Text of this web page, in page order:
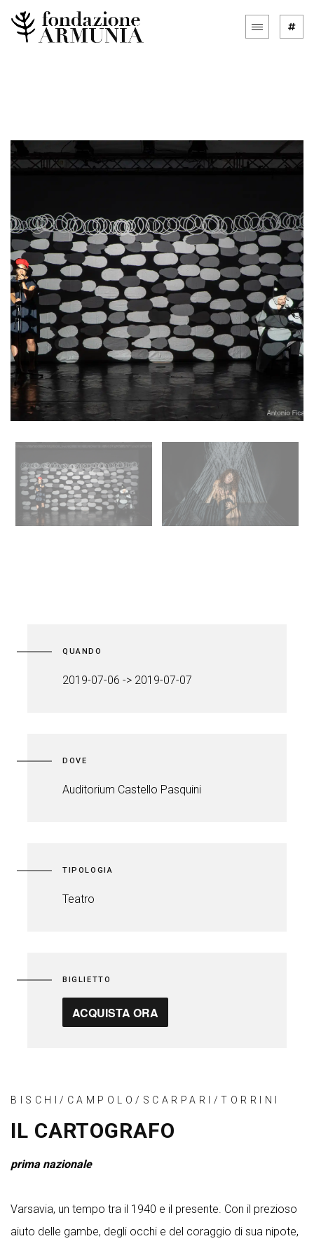
QUANDO
2019-07-06 -> 2019-07-07
DOVE
Auditorium Castello Pasquini
TIPOLOGIA
Teatro
BIGLIETTO
ACQUISTA ORA
BISCHI/CAMPOLO/SCARPARI/TORRINI
IL CARTOGRAFO
prima nazionale
Varsavia, un tempo tra il 1940 e il presente. Con il prezioso
aiuto delle gambe, degli occhi e del coraggio di sua nipote,